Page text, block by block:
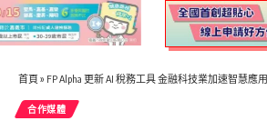
首頁 » FP Alpha 更新 AI 稅務工具 金融科技業加速智慧應用
合作媒體